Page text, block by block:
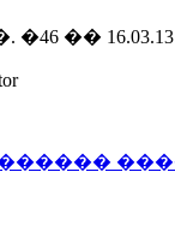
�� 16.03.13